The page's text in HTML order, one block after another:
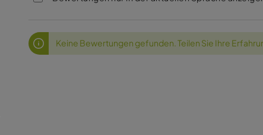
Keine Bewertungen gefunden. Teilen Sie Ihre